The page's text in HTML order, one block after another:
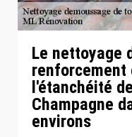
Le nettoyage
l'étanchéité
Champagne
environs